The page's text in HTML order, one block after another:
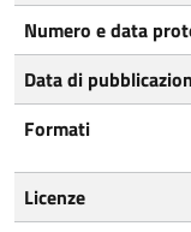
Numero e data
Data di
Formati
Licenze